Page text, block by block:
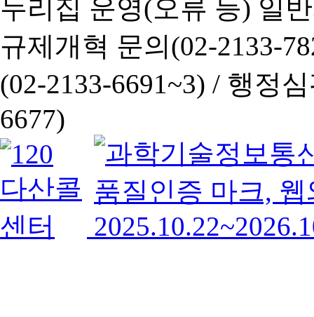
누리집 운영(오류 등) 일
규제개혁 문의(02-2133-
(02-2133-6691~3) / 행정심
6677)